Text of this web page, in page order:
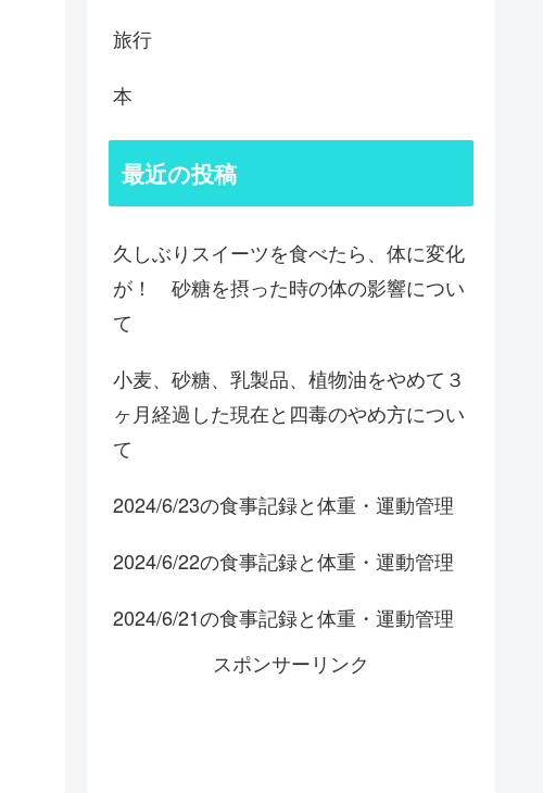
旅行
本
最近の投稿
久しぶりスイーツを食べたら、体に変化
が！ 砂糖を摂った時の体の影響につい
て
小麦、砂糖、乳製品、植物油をやめて３
ヶ月経過した現在と四毒のやめ方につい
て
2024/6/23の食事記録と体重・運動管理
2024/6/22の食事記録と体重・運動管理
2024/6/21の食事記録と体重・運動管理
スポンサーリンク